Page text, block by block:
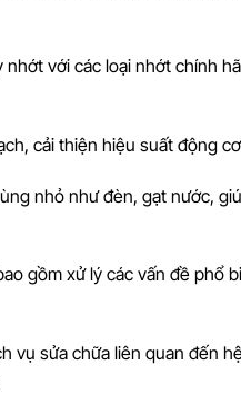
với các loại nhớt chính
cải thiện hiệu suất động
nhỏ như đèn, gạt nước,
gồm xử lý các vấn đề phổ
vụ sửa chữa liên quan đến